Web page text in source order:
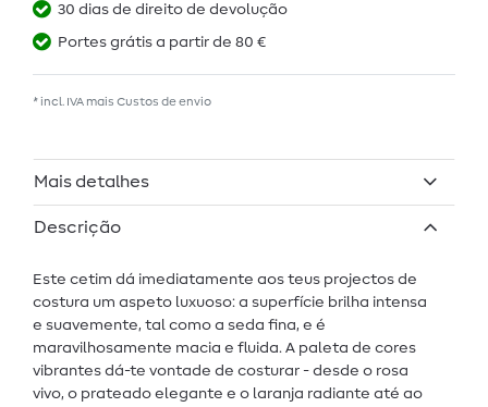
30 dias de direito de devolução
Portes grátis a partir de 80 €
* incl. IVA mais Custos de envio
Mais detalhes
Descrição
Este cetim dá imediatamente aos teus projectos de
costura um aspeto luxuoso: a superfície brilha intensa
e suavemente, tal como a seda fina, e é
maravilhosamente macia e fluida. A paleta de cores
vibrantes dá-te vontade de costurar - desde o rosa
vivo, o prateado elegante e o laranja radiante até ao